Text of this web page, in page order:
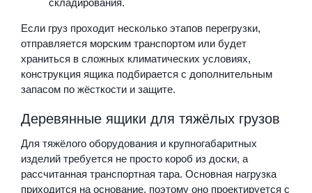
Если груз проходит несколько этапов перегрузки,
отправляется морским транспортом или будет
храниться в сложных климатических условиях,
конструкция ящика подбирается с дополнительным
запасом по жёсткости и защите.
Деревянные ящики для тяжёлых грузов
Для тяжёлого оборудования и крупногабаритных
изделий требуется не просто короб из доски, а
рассчитанная транспортная тара. Основная нагрузка
приходится на основание, поэтому оно проектируется с